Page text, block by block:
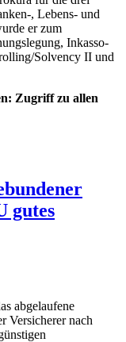
, Lebens- und
er zum
Inkasso-
Solvency II und
Zugriff zu allen
gutes
abgelaufene
Versicherer nach